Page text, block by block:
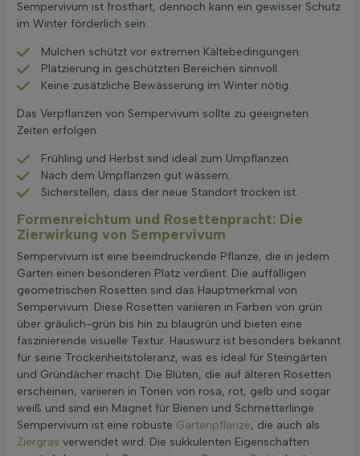
Sempervivum ist frosthart, dennoch kann ein gewisser Schutz
im Winter förderlich sein.
Mulchen schützt vor extremen Kältebedingungen.
Platzierung in geschützten Bereichen sinnvoll.
Keine zusätzliche Bewässerung im Winter nötig.
Das Verpflanzen von Sempervivum sollte zu geeigneten
Zeiten erfolgen.
Frühling und Herbst sind ideal zum Umpflanzen.
Nach dem Umpflanzen gut wässern.
Sicherstellen, dass der neue Standort trocken ist.
Formenreichtum und Rosettenpracht: Die
Zierwirkung von Sempervivum
Sempervivum ist eine beeindruckende Pflanze, die in jedem
Garten einen besonderen Platz verdient. Die auffälligen
geometrischen Rosetten sind das Hauptmerkmal von
Sempervivum. Diese Rosetten variieren in Farben von grün
über gräulich-grün bis hin zu blaugrün und bieten eine
faszinierende visuelle Textur. Hauswurz ist besonders bekannt
für seine Trockenheitstoleranz, was es ideal für Steingärten
und Gründächer macht. Die Blüten, die auf älteren Rosetten
erscheinen, variieren in Tönen von rosa, rot, gelb und sogar
weiß und sind ein Magnet für Bienen und Schmetterlinge.
Sempervivum ist eine robuste Gartenpflanze, die auch als
Ziergras verwendet wird. Die sukkulenten Eigenschaften